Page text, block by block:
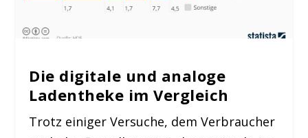
Die digitale und analoge
Ladentheke im Vergleich
Trotz einiger Versuche, dem Verbraucher